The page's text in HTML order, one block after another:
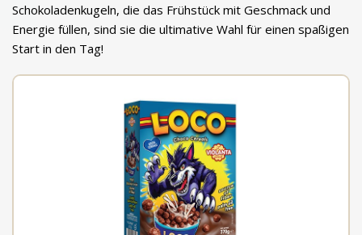
Schokoladenkugeln, die das Frühstück mit Geschmack und
Energie füllen, sind sie die ultimative Wahl für einen spaßigen
Start in den Tag!